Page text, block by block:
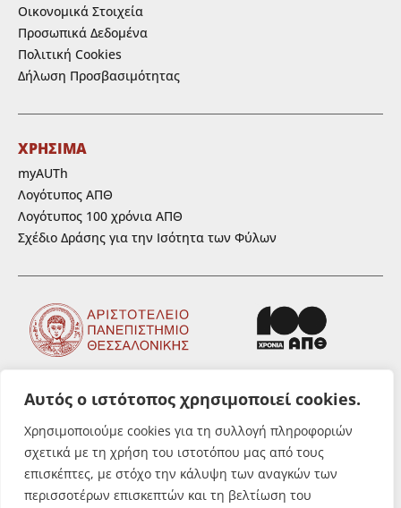
Αυτός ο ιστότοπος χρησιμοποιεί cookies.
Χρησιμοποιούμε cookies για τη συλλογή πληροφοριών
σχετικά με τη χρήση του ιστοτόπου μας από τους
επισκέπτες, με στόχο την κάλυψη των αναγκών των
περισσοτέρων επισκεπτών και τη βελτίωση του
Οικονομικά Στοιχεία
Προσωπικά Δεδομένα
Πολιτική Cookies
Δήλωση Προσβασιμότητας
ΧΡΗΣΙΜΑ
myAUTh
Λογότυπος ΑΠΘ
Λογότυπος 100 χρόνια ΑΠΘ
Σχέδιο Δράσης για την Ισότητα των Φύλων